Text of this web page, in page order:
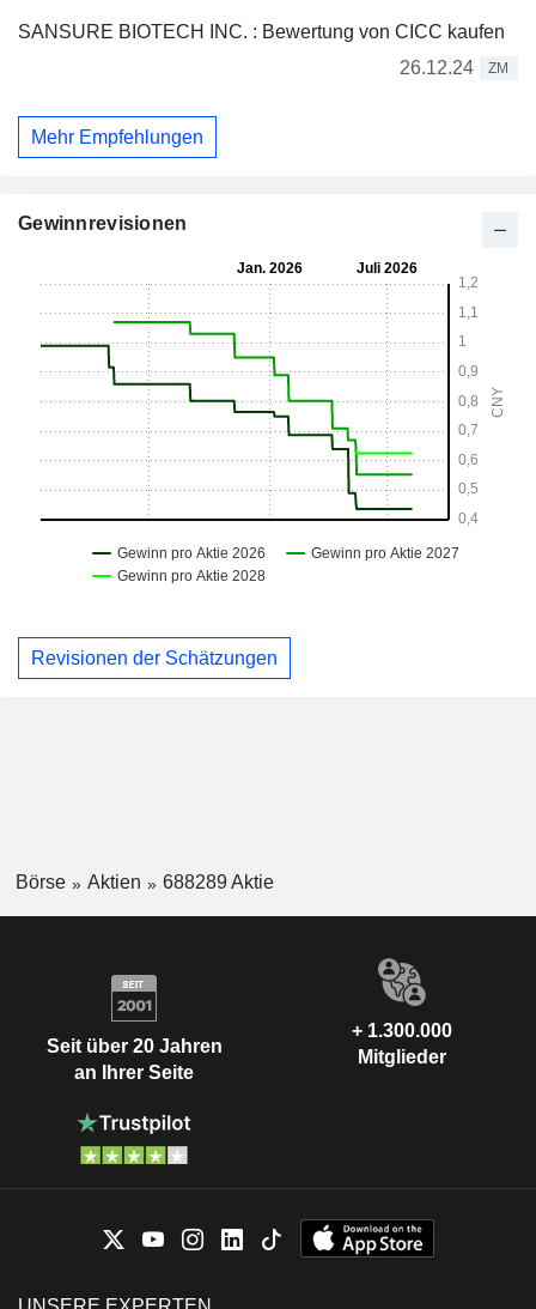
SANSURE BIOTECH INC. : Bewertung von CICC kaufen
26.12.24
ZM
Mehr Empfehlungen
Gewinnrevisionen
Revisionen der Schätzungen
Börse Aktien 688289 Aktie
Seit über 20 Jahren
an Ihrer Seite
+ 1.300.000
Mitglieder